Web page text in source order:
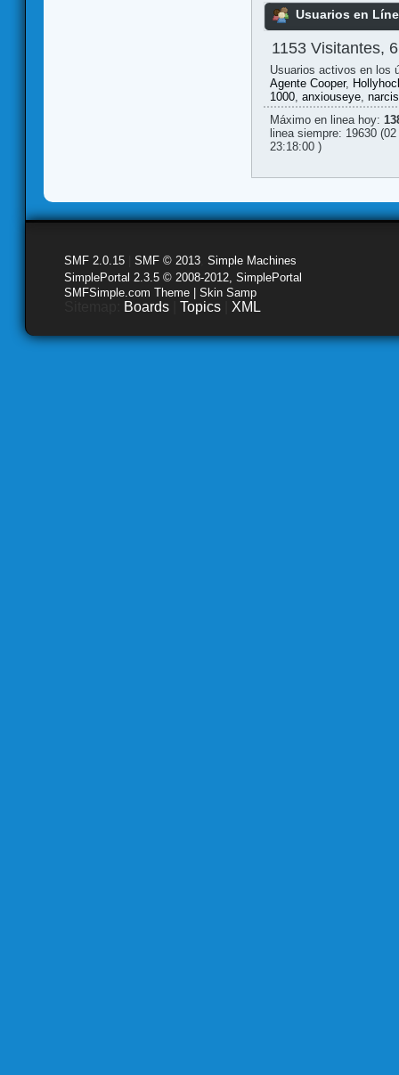
Usuarios en
1153 Visitantes,
Usuarios activos en los
Agente Cooper,
1000, anxiouseye, narcis
Máximo en linea hoy:
linea siempre: 19630
23:18:00 )
SMF 2.0.15 SMF © 2013 Simple Machines
SimplePortal 2.3.5 © 2008-2012, SimplePortal
SMFSimple.com Theme | Skin Samp
Boards Topics XML